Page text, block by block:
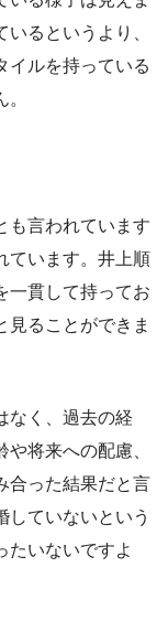
るというより、
イルを持っている
も言われています
ています。井上順
一貫して持ってお
見ることができま
なく、過去の経
将来への配慮、
合った結果だと言
していないという
たいないですよ